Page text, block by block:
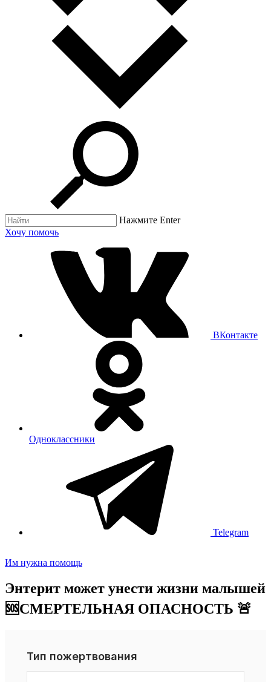
Нажмите Enter
Хочу помочь
ВКонтакте
Одноклассники
Telegram
Им нужна помощь
Энтерит может унести жизни малышей
🆘СМЕРТЕЛЬНАЯ ОПАСНОСТЬ 🚨
Тип пожертвования